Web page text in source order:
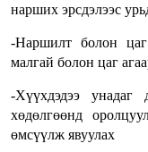
нарших эрсдэлээс
-Наршилт болон
малгай болон цаг
-Хүүхдэдээ
хөдөлгөөнд
өмсүүлж явуулах